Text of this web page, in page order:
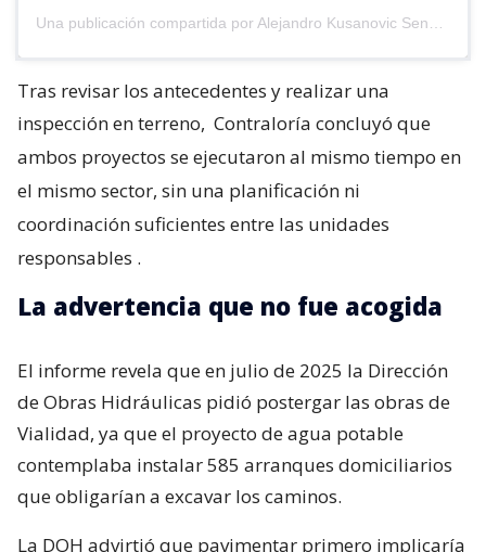
Tras revisar los antecedentes y realizar una
inspección en terreno, Contraloría concluyó que
ambos proyectos se ejecutaron al mismo tiempo en
el mismo sector, sin una planificación ni
coordinación suficientes entre las unidades
responsables .
La advertencia que no fue acogida
El informe revela que en julio de 2025 la Dirección
de Obras Hidráulicas pidió postergar las obras de
Vialidad, ya que el proyecto de agua potable
contemplaba instalar 585 arranques domiciliarios
que obligarían a excavar los caminos.
La DOH advirtió que pavimentar primero implicaría